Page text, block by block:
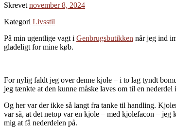
Skrevet november 8, 2024
Kategori Livsstil
På min ugentlige vagt i Genbrugsbutikken når jeg ind
gladeligt for mine køb.
For nylig faldt jeg over denne kjole – i to lag tyndt
jeg tænkte at den kunne måske laves om til en nederdel
Og her var der ikke så langt fra tanke til handling.
var så, at det netop var en kjole – med kjolefacon –
mig at få nederdelen på.